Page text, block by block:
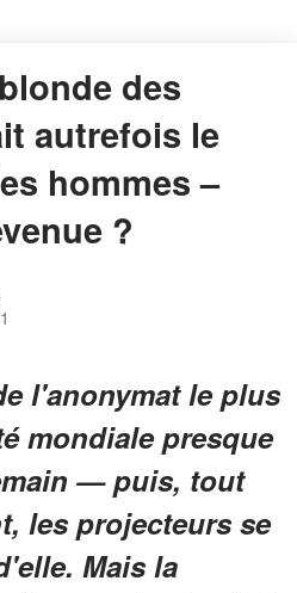
des
autrefois le
hommes –
?
l'anonymat le plus
mondiale presque
— puis, tout
les projecteurs se
Mais la